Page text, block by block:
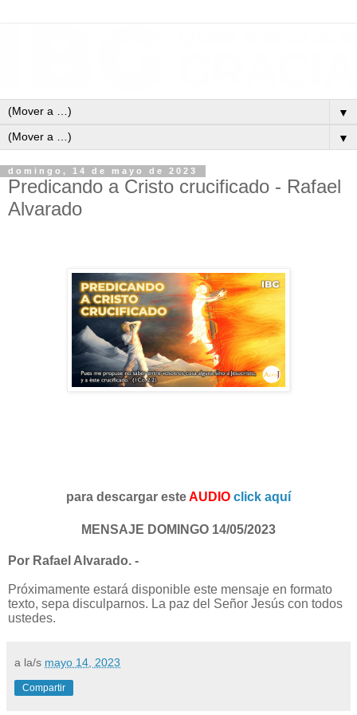
▼
▼
domingo, 14 de mayo de 2023
Predicando a Cristo crucificado - Rafael
Alvarado
para descargar esteAUDIO click aquí
MENSAJE DOMINGO 14/05/2023
Por Rafael Alvarado. -
Próximamente estará disponible este mensaje en formato
texto, sepa disculparnos. La paz del Señor Jesús con todos
ustedes.
a la/s mayo 14, 2023
Compartir